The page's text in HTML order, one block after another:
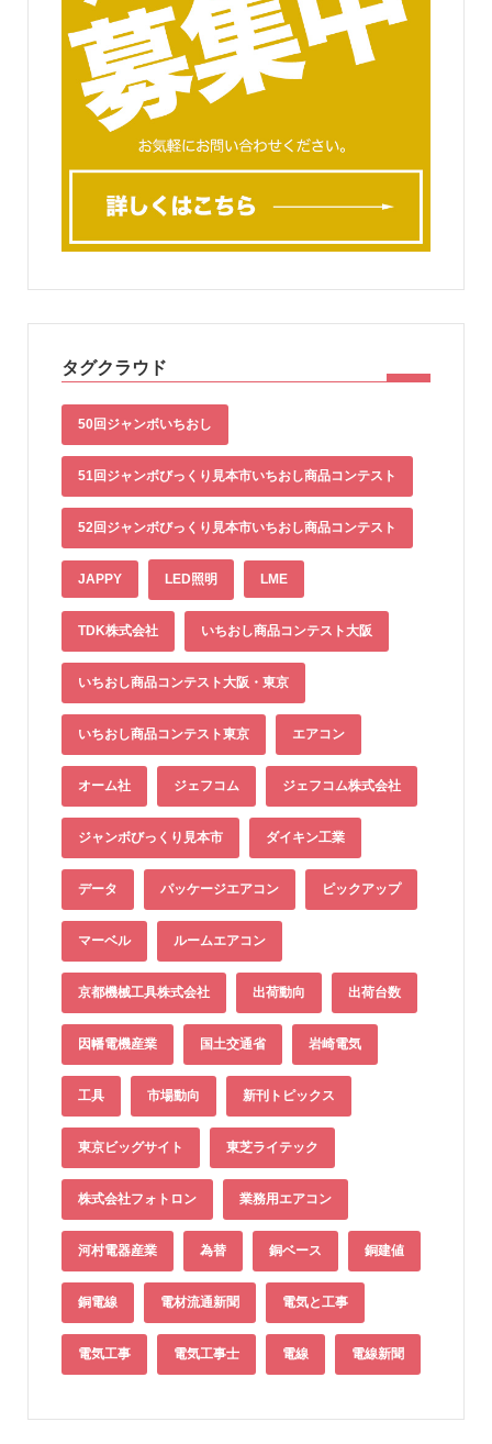
タグクラウド
50回ジャンボいちおし
51回ジャンボびっくり見本市いちおし商品コンテスト
52回ジャンボびっくり見本市いちおし商品コンテスト
JAPPY LED照明 LME
TDK株式会社 いちおし商品コンテスト大阪
いちおし商品コンテスト大阪・東京
いちおし商品コンテスト東京 エアコン
オーム社 ジェフコム ジェフコム株式会社
ジャンボびっくり見本市 ダイキン工業
データ パッケージエアコン ピックアップ
マーベル ルームエアコン
京都機械工具株式会社 出荷動向 出荷台数
因幡電機産業 国土交通省 岩崎電気
工具 市場動向 新刊トピックス
東京ビッグサイト 東芝ライテック
株式会社フォトロン 業務用エアコン
河村電器産業 為替 銅ベース 銅建値
銅電線 電材流通新聞 電気と工事
電気工事 電気工事士 電線 電線新聞